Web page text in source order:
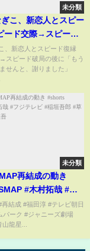
未分類
こ、新恋人とスピー
ード交際→スピード
もう二度と傷つけ
謝りました」
、新恋人とスピード復縁
スピード破局の後に「もう
せんと、謝りました」
未分類
再結成の動き
#木村拓哉 #フ
垣吾郎 #草なぎ剛 #
結成 #福田淳 #テレビ朝日
パーク #ジャニーズ劇場
龍星...